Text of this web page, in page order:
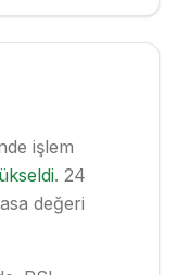
işlem
. 24
değeri